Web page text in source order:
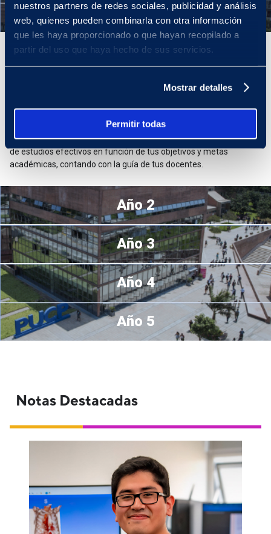
nuestros partners de redes sociales, publicidad y análisis
web, quienes pueden combinarla con otra información
que les haya proporcionado o que hayan recopilado a
partir del uso que haya hecho de sus servicios.
Mostrar detalles
Permitir todas
Año 1
Año 1
adaptarte a la vida universitaria fortaleciendo tu formación básica
competencia de comunicación eficaz. Asimismo, podrás
desenvolverte con responsabilidad e iniciativa en tu aprendizaje al
organizar tu tiempo, planificar tus actividades y emplear métodos
de estudios efectivos en función de tus objetivos y metas
académicas, contando con la guía de tus docentes.
Año 2
Año 3
Año 4
Año 5
Notas Destacadas